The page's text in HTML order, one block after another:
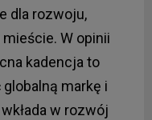
dla rozwoju,
W opinii
kadencja to
markę i
w rozwój